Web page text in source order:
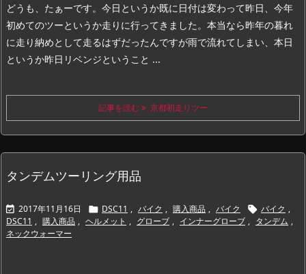
どうも、たぁーです。 今日というか既に日付は変わって昨日、今年
初めてのツーというか走りに行ってきました。 本当なら昨年の暮れ
に走り納めとして走るはずだったんですが雨で流れてしまい、本日
というか昨日リベンジということ ...
記事を読む 京都初走りツー
タンデムツーリング用品
 2017年11月16日  DSC11 , バイク , 購入商品 , バイク  バイク ,
DSC11 , 購入商品 , ヘルメット , グローブ , インナーグローブ , タンデム ,
ネックウォーマー